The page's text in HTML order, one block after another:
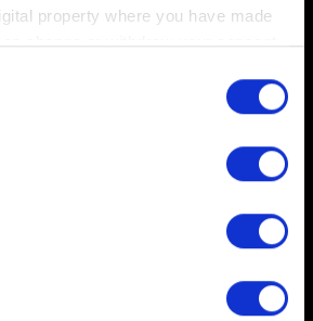
property where you have made
change or withdraw your consent
about your geographical
device by actively scanning it for
how your personal data is processed
- 시스템 사양
싶습니다